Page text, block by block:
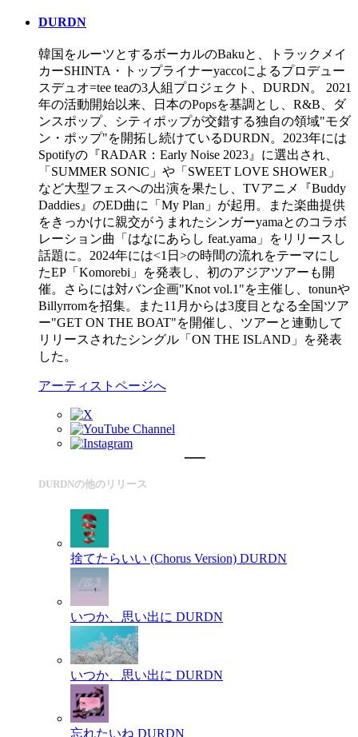
DURDN
韓国をルーツとするボーカルのBakuと、トラックメイ
カーSHINTA・トップライナーyaccoによるプロデュー
スデュオ=tee teaの3人組プロジェクト、DURDN。 2021
年の活動開始以来、日本のPopsを基調とし、R&B、ダ
ンスポップ、シティポップが交錯する独自の領域"モダ
ン・ポップ"を開拓し続けているDURDN。2023年には
Spotifyの『RADAR：Early Noise 2023』に選出され、
「SUMMER SONIC」や「SWEET LOVE SHOWER」
など大型フェスへの出演を果たし、TVアニメ『Buddy
Daddies』のED曲に「My Plan」が起用。また楽曲提供
をきっかけに親交がうまれたシンガーyamaとのコラボ
レーション曲「はなにあらし feat.yama」をリリースし
話題に。2024年には<1日>の時間の流れをテーマにし
たEP「Komorebi」を発表し、初のアジアツアーも開
催。さらには対バン企画"Knot vol.1"を主催し、tonunや
Billyrromを招集。また11月からは3度目となる全国ツア
ー"GET ON THE BOAT"を開催し、ツアーと連動して
リリースされたシングル「ON THE ISLAND」を発表
した。
アーティストページへ
DURDNの他のリリース
捨てたらいい (Chorus Version) DURDN
いつか、思い出に DURDN
いつか、思い出に DURDN
忘れたいね DURDN